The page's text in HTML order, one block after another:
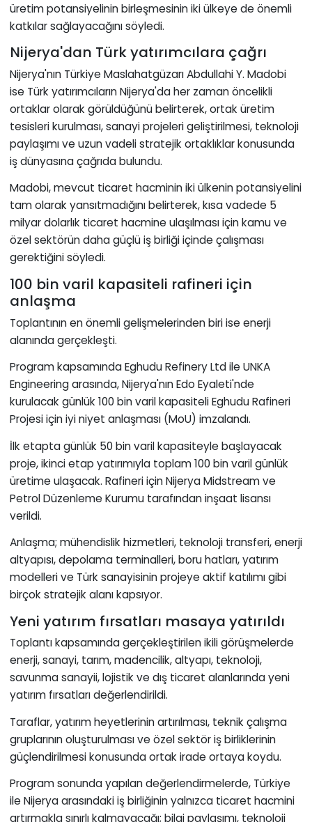
üretim potansiyelinin birleşmesinin iki ülkeye de önemli
katkılar sağlayacağını söyledi.
Nijerya'dan Türk yatırımcılara çağrı
Nijerya'nın Türkiye Maslahatgüzarı Abdullahi Y. Madobi
ise Türk yatırımcıların Nijerya'da her zaman öncelikli
ortaklar olarak görüldüğünü belirterek, ortak üretim
tesisleri kurulması, sanayi projeleri geliştirilmesi, teknoloji
paylaşımı ve uzun vadeli stratejik ortaklıklar konusunda
iş dünyasına çağrıda bulundu.
Madobi, mevcut ticaret hacminin iki ülkenin potansiyelini
tam olarak yansıtmadığını belirterek, kısa vadede 5
milyar dolarlık ticaret hacmine ulaşılması için kamu ve
özel sektörün daha güçlü iş birliği içinde çalışması
gerektiğini söyledi.
100 bin varil kapasiteli rafineri için
anlaşma
Toplantının en önemli gelişmelerinden biri ise enerji
alanında gerçekleşti.
Program kapsamında Eghudu Refinery Ltd ile UNKA
Engineering arasında, Nijerya'nın Edo Eyaleti'nde
kurulacak günlük 100 bin varil kapasiteli Eghudu Rafineri
Projesi için iyi niyet anlaşması (MoU) imzalandı.
İlk etapta günlük 50 bin varil kapasiteyle başlayacak
proje, ikinci etap yatırımıyla toplam 100 bin varil günlük
üretime ulaşacak. Rafineri için Nijerya Midstream ve
Petrol Düzenleme Kurumu tarafından inşaat lisansı
verildi.
Anlaşma; mühendislik hizmetleri, teknoloji transferi, enerji
altyapısı, depolama terminalleri, boru hatları, yatırım
modelleri ve Türk sanayisinin projeye aktif katılımı gibi
birçok stratejik alanı kapsıyor.
Yeni yatırım fırsatları masaya yatırıldı
Toplantı kapsamında gerçekleştirilen ikili görüşmelerde
enerji, sanayi, tarım, madencilik, altyapı, teknoloji,
savunma sanayii, lojistik ve dış ticaret alanlarında yeni
yatırım fırsatları değerlendirildi.
Taraflar, yatırım heyetlerinin artırılması, teknik çalışma
gruplarının oluşturulması ve özel sektör iş birliklerinin
güçlendirilmesi konusunda ortak irade ortaya koydu.
Program sonunda yapılan değerlendirmelerde, Türkiye
ile Nijerya arasındaki iş birliğinin yalnızca ticaret hacmini
artırmakla sınırlı kalmayacağı; bilgi paylaşımı, teknoloji